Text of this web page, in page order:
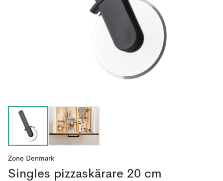
Zone Denmark
Singles pizzaskärare 20 cm